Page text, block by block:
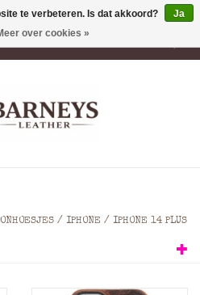
/ IPHONE / IPHONE 14 PLUS
te verbeteren. Is dat akkoord?
Ja
over cookies »